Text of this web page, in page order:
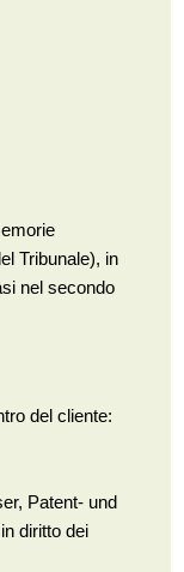
Tribunale), in
nel secondo
del cliente:
Patent- und
diritto dei